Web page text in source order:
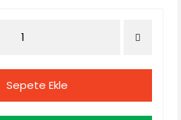
Sepete Ekle